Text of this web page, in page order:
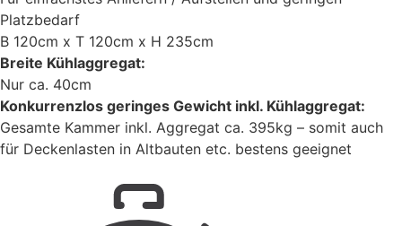
Platzbedarf
B 120cm x T 120cm x H 235cm
Breite Kühlaggregat:
Nur ca. 40cm
Konkurrenzlos geringes Gewicht inkl. Kühlaggregat:
Gesamte Kammer inkl. Aggregat ca. 395kg – somit auch
für Deckenlasten in Altbauten etc. bestens geeignet